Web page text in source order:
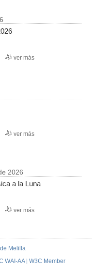
ver más
ver más
2026
a la Luna
ver más
Melilla
WAI-AA | W3C Member